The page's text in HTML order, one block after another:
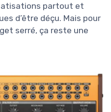
partout et
d’être déçu. Mais pour
serré, ça reste une